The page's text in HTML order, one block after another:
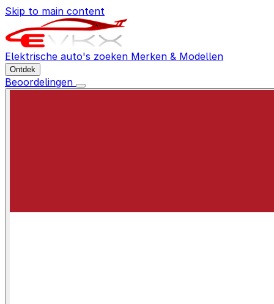
Skip to main content
Elektrische auto's zoeken Merken & Modellen
Ontdek
Beoordelingen